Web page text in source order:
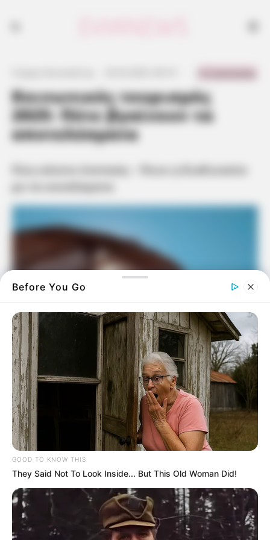
Κοινωνικός τουρισμός
2025: Πότε βγαίνουν τα
αποτελέσματα
Στην τελική ευθεία βρίσκεται η ΔΥΠΑ για την
ανακοίνωση των προσωρινών αποτελεσμάτων
του κοινωνικού τουρισμού της ΔΥΠΑ και να
ξεκινήσουν οι ενστάσεις.
Σύμφωνα με πληροφορίες θα ανακοινωθούν
τη Δευτέρα.
Αίτηση κοινωνικού τουρισμού: Ποιοι οι
δικαιούχοι;
Before You Go
GOOD TO KNOW THIS
They Said Not To Look Inside... But This Old Woman Did!